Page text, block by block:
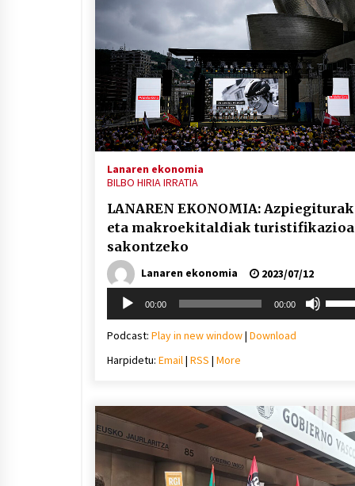
Lanaren ekonomia
BILBO HIRIA IRRATIA
LANAREN EKONOMIA: Azpiegiturak
eta makroekitaldiak
sakontzeko
Lanaren ekonomia
2023/07/12
Soinu
erreproduzigailua
00:00 00:00
Podcast: Play in new window| Download
Harpidetu: Email| RSS | More